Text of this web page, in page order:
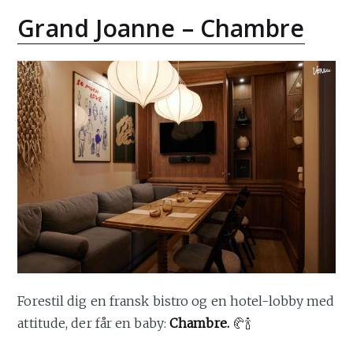
Grand Joanne – Chambre
Forestil dig en fransk bistro og en hotel-lobby med
attitude, der får en baby:Chambre.🥐🍾